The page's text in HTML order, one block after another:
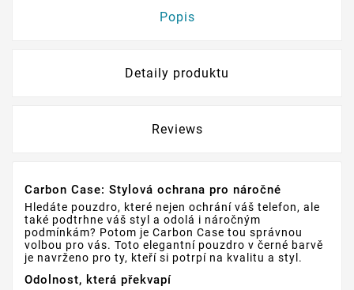
Popis
Detaily produktu
Reviews
Carbon Case: Stylová ochrana pro náročné
Hledáte pouzdro, které nejen ochrání váš telefon, ale
také podtrhne váš styl a odolá i náročným
podmínkám? Potom je Carbon Case tou správnou
volbou pro vás. Toto elegantní pouzdro v černé barvě
je navrženo pro ty, kteří si potrpí na kvalitu a styl.
Odolnost, která překvapí